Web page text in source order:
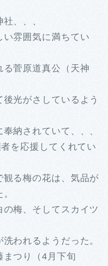
、、、
い雰囲気に満ちてい
菅原道真公（天神
光がさしているよう
納されていて、、、
を応援してくれてい
る梅の花は、気品が
梅、そしてスカイツ
われるようだった。
まつり（4月下旬